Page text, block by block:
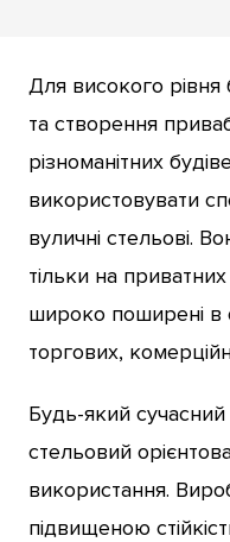
Для високого
та створення
різноманітних
використовувати
вуличні стельові.
тільки на
широко поширені в
торгових,
Будь-який
стельовий
використання.
підвищеною